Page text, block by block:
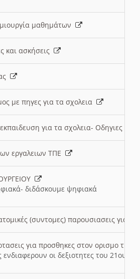
μαθημάτων
και ασκήσεις
με πηγες για τα σχολεια
για τα σχολεια- Οδηγιες
εργαλειων ΤΠΕ
διδάσκουμε ψηφιακά
(συντομες) παρουσιασεις για
για προσθηκες στον ορισμο
οι δεξιοτητες του 21ου